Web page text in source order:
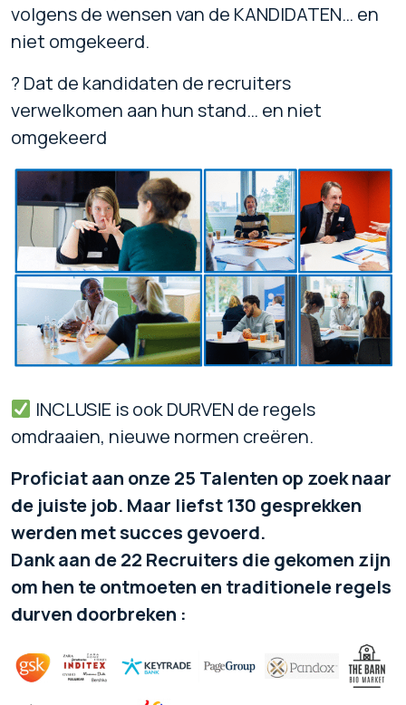
volgens de wensen van de KANDIDATEN… en
niet omgekeerd.
? Dat de kandidaten de recruiters
verwelkomen aan hun stand… en niet
omgekeerd
INCLUSIE is ook DURVEN de regels
omdraaien, nieuwe normen creëren.
Proficiat aan onze 25 Talenten op zoek naar
de juiste job. Maar liefst 130 gesprekken
werden met succes gevoerd.
Dank aan de 22 Recruiters die gekomen zijn
om hen te ontmoeten en traditionele regels
durven doorbreken :